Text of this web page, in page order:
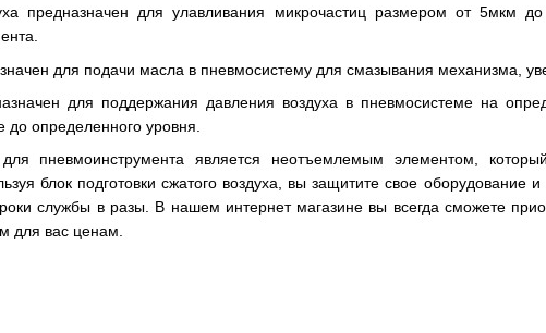
предназначен для улавливания микрочастиц размером от 5мкм
для подачи масла в пневмосистему для смазывания механизма,
для поддержания давления воздуха в пневмосистеме на
до определенного уровня.
для пневмоинструмента является неотъемлемым элементом,
блок подготовки сжатого воздуха, вы защитите свое оборудование
службы в разы. В нашем интернет магазине вы всегда сможете
для вас ценам.